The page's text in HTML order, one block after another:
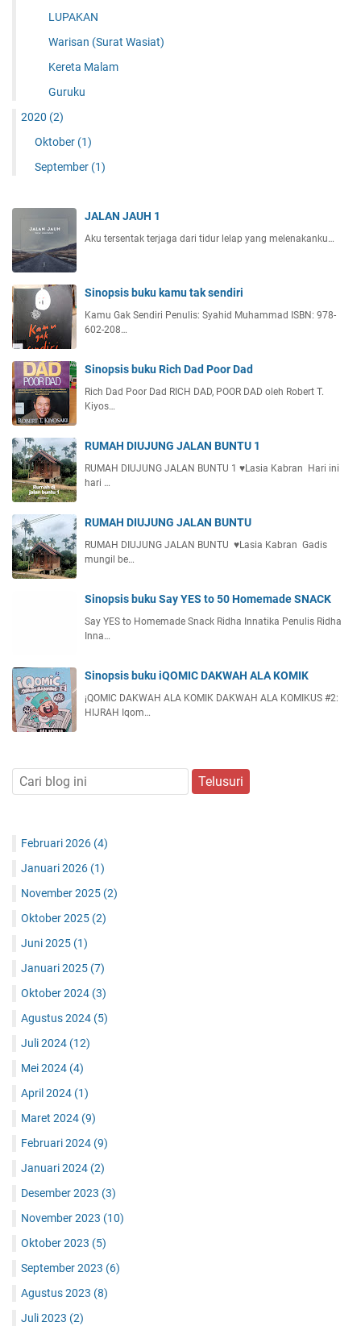
LUPAKAN
Warisan (Surat Wasiat)‎
Kereta Malam
Guruku
2020 (2)
Oktober (1)
September (1)
JALAN JAUH 1
Aku tersentak terjaga dari tidur lelap yang melenakanku…
Sinopsis buku kamu tak sendiri
Kamu Gak Sendiri Penulis: Syahid Muhammad ISBN: 978-
602-208…
Sinopsis buku Rich Dad Poor Dad
Rich Dad Poor Dad RICH DAD, POOR DAD oleh Robert T.
Kiyos…
RUMAH DIUJUNG JALAN BUNTU 1
RUMAH DIUJUNG JALAN BUNTU 1 ♥️Lasia Kabran Hari ini
hari …
RUMAH DIUJUNG JALAN BUNTU
RUMAH DIUJUNG JALAN BUNTU ♥️Lasia Kabran Gadis
mungil be…
Sinopsis buku Say YES to 50 Homemade SNACK
Say YES to Homemade Snack Ridha Innatika Penulis Ridha
Inna…
Sinopsis buku iQOMIC DAKWAH ALA KOMIK
¡QOMIC DAKWAH ALA KOMIK DAKWAH ALA KOMIKUS #2:
HIJRAH Iqom…
Februari 2026 (4)
Januari 2026 (1)
November 2025 (2)
Oktober 2025 (2)
Juni 2025 (1)
Januari 2025 (7)
Oktober 2024 (3)
Agustus 2024 (5)
Juli 2024 (12)
Mei 2024 (4)
April 2024 (1)
Maret 2024 (9)
Februari 2024 (9)
Januari 2024 (2)
Desember 2023 (3)
November 2023 (10)
Oktober 2023 (5)
September 2023 (6)
Agustus 2023 (8)
Juli 2023 (2)